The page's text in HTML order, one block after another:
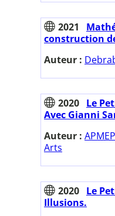
2021
construction
Auteur :
2020 Le
Avec Gianni
Auteur :
Arts
2020 Le
Illusions.